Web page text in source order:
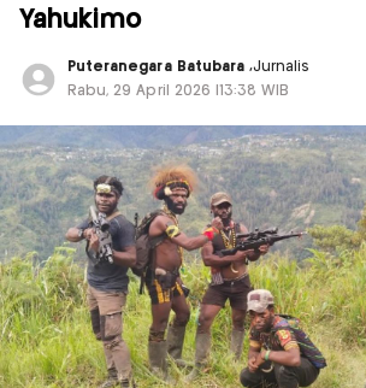
Yahukimo
Puteranegara Batubara,Jurnalis
Rabu, 29 April 2026 |13:38 WIB